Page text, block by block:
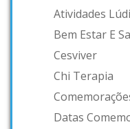
Atividades
Bem Estar E
Cesviver
Chi Terapia
Datas